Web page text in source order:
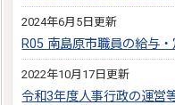
2024年6月5日更新
R05 南島原市職員の給与
2022年10月17日更新
令和3年度人事行政の運営